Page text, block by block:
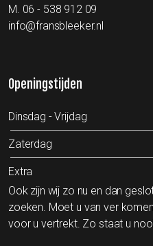
M. 06 - 538 912 09
info@fransbleeker.nl
Openingstijden
Dinsdag - Vrijdag
Zaterdag
Extra
Ook zijn wij zo nu en dan
zoeken. Moet u van ver
voor u vertrekt. Zo staat u